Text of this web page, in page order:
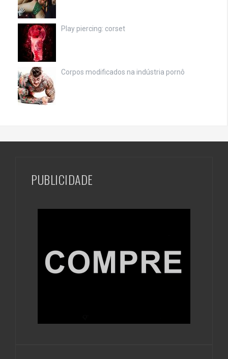
Play piercing: corset
Corpos modificados na indústria pornô
PUBLICIDADE